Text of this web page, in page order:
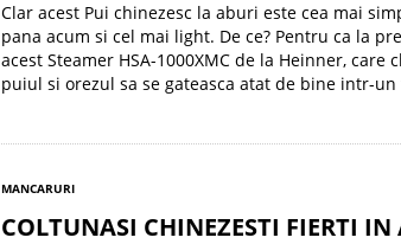
Clar acest Pui chinezesc la aburi este cea mai
pana acum si cel mai light. De ce? Pentru ca la
acest Steamer HSA-1000XMC de la Heinner,
puiul si orezul sa se gateasca atat de bine intr-
MANCARURI
COLTUNASI CHINEZESTI FIERTI IN